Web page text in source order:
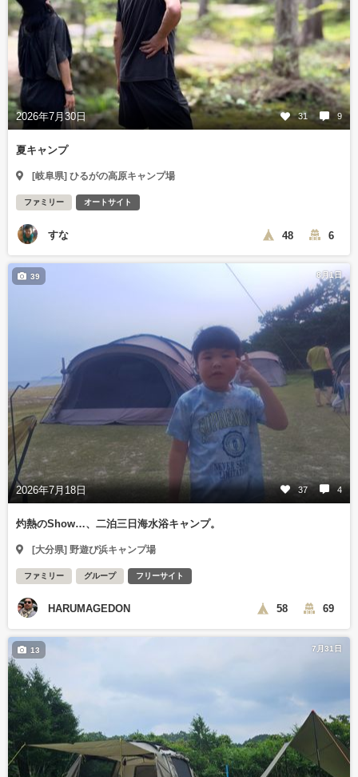
2026年7月30日 31 9
夏キャンプ
[岐阜県] ひるがの高原キャンプ場
ファミリー オートサイト
すな 48 6
8月1日
2026年7月18日 37 4
39
灼熱のShow…、二泊三日海水浴キャンプ。
[大分県] 野遊び浜キャンプ場
ファミリー グループ フリーサイト
HARUMAGEDON 58 69
7月31日
13